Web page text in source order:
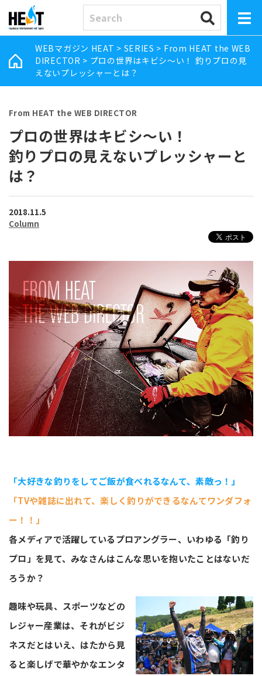
WEBマガジン HEAT > SERIES > From HEAT the WEB
DIRECTOR > プロの世界はキビシ～い！ 釣りプロの見
えないプレッシャーとは？
From HEAT the WEB DIRECTOR
プロの世界はキビシ～い！
釣りプロの見えないプレッシャーと
は？
2018.11.5
Column
「大好きな釣りをしてご飯が食べれるなんて、素敵っ！」
「TVや雑誌に出れて、楽しく釣りができるなんてワンダフォ
ー！！」
各メディアで活躍しているプロアングラー、いわゆる「釣り
プロ」を見て、みなさんはこんな思いを抱いたことはないだ
ろうか？
趣味や玩具、スポーツなどの
レジャー産業は、それがビジ
ネスだとはいえ、はたから見
ると楽しげで華やかなエンタ